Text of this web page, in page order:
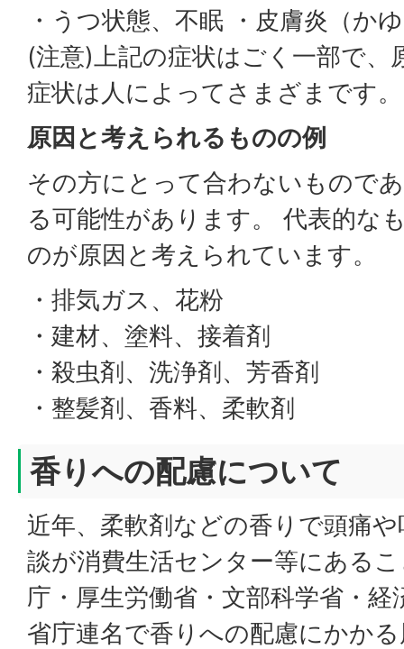
・うつ状態、不眠 ・皮膚炎（か
(注意)上記の症状はごく一部で、
症状は人によってさまざまです。
原因と考えられるものの例
その方にとって合わないもので
る可能性があります。 代表的な
のが原因と考えられています。
・排気ガス、花粉
・建材、塗料、接着剤
・殺虫剤、洗浄剤、芳香剤
・整髪剤、香料、柔軟剤
香りへの配慮について
近年、柔軟剤などの香りで頭痛
談が消費生活センター等にある
庁・厚生労働省・文部科学省・
省庁連名で香りへの配慮にかか